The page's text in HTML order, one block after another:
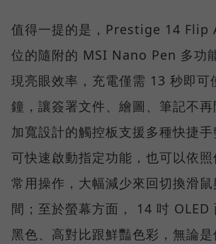
值得一提的是，Prestige 14 Flip
位的隨附的 MSI Nano Pen 多功
現亮眼效率，充電僅需 13 秒即可
鐘，讓簽署文件、繪圖、筆記不再
加寬設計的觸控板支援多種快捷
可快速啟動指定功能，也可以依
常用操作，大幅減少來回切換滑
間；至於螢幕方面， 14 吋 OLED
黑色、高對比跟鮮豔色彩，無論